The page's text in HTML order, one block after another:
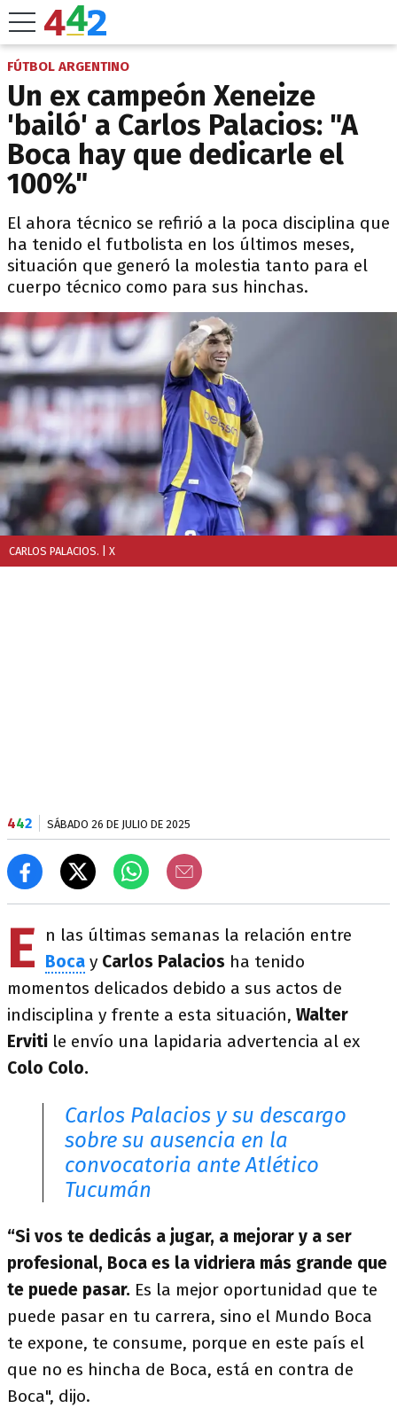
FÚTBOL ARGENTINO
Un ex campeón Xeneize
'bailó' a Carlos Palacios: "A
Boca hay que dedicarle el
100%"
El ahora técnico se refirió a la poca disciplina que
ha tenido el futbolista en los últimos meses,
situación que generó la molestia tanto para el
cuerpo técnico como para sus hinchas.
CARLOS PALACIOS. | X
442 SÁBADO 26 DE JULIO DE 2025
E
n las últimas semanas la relación entre
Boca y Carlos Palacios ha tenido
momentos delicados debido a sus actos de
indisciplina y frente a esta situación, Walter
Erviti le envío una lapidaria advertencia al ex
Colo Colo.
Carlos Palacios y su descargo
sobre su ausencia en la
convocatoria ante Atlético
Tucumán
“Si vos te dedicás a jugar, a mejorar y a ser
profesional, Boca es la vidriera más grande que
te puede pasar. Es la mejor oportunidad que te
puede pasar en tu carrera, sino el Mundo Boca
te expone, te consume, porque en este país el
que no es hincha de Boca, está en contra de
Boca", dijo.